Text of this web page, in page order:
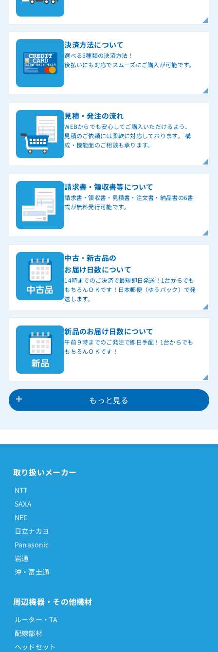
決済方法について
選べる5種類の決済方法！
後払いにも対応でスムーズにご購入が可能です。
見積・発注の流れ
WEBからでも安心してご購入いただけるよう、
見積のご依頼には柔軟に対応しております。 構
成・機能面のご相談も承ります。
請求書・領収書等について
請求書・領収書・見積書・注文書・納品書の6書
式が無料発行可能です。
中古・新古品の
お届け日数について
14時までのご決済で最短即日発送！1台からでも
もちろんＯＫです！日本郵便（ゆうパック）で発
送します。
新品のお届け日数について
午前９時までのご発注で即日手配！1台からでも
もちろんＯＫです！
もっと見る
取り扱いメーカー
NTT
SAXA
NEC
日立ナカヨ
Panasonic
岩通
沖・富士通
周辺機器・その他機材
ルーター・TA
配線部材
ヘッドセット